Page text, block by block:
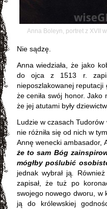
Anna Boleyn, portret z XVII
Nie sądzę.
Anna wiedziała, że jako
do ojca z 1513 r.
nieposzlakowanej
że ceniła swój honor. Jako
że jej atutami były
Ludzie w czasach Tudorów
nie różniła się od nich w
Annę wenecki ambasador,
że to sam Bóg
mógłby poślubić
jednak wybrał ją
zapisał, że tuż po
swojego nowego dworu, w
ją do królewskiej